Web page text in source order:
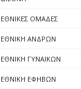
ΕΘΝΙΚΕΣ ΟΜΑΔΕΣ
ΕΘΝΙΚΗ ΑΝΔΡΩΝ
ΕΘΝΙΚΗ ΓΥΝΑΙΚΩΝ
ΕΘΝΙΚΗ ΕΦΗΒΩΝ